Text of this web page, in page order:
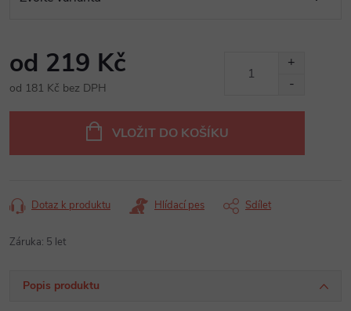
od 219 Kč
od 181 Kč bez DPH
VLOŽIT DO KOŠÍKU
Dotaz k produktu Hlídací pes Sdílet
Záruka: 5 let
Popis produktu